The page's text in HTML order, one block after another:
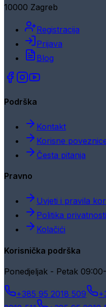
10000 Zagreb
Registracija
Prijava
Blog
Podrška
Kontakt
Korisne
Česta pitanja
Pravno
Uvjeti i pravila
Politika privatnosti
Kolačići
Korisnička podrška
Ponedjeljak - Petak
+385 95 2018 509